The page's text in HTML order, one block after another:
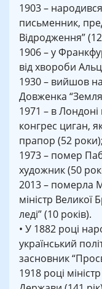
1903 –
письменник,
Відродження”
1906 – у
від хвороби
1930 – вийшов на
Довженка
1971 – в Лондоні
конгрес циган,
прапор (52 роки);
1973 – помер
художник (50
2013 – померла
міністр Великої
леді” (10 років).
• У 1882 році
український
засновник
1918 році